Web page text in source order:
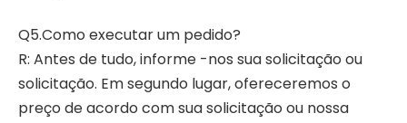
Q5.Como executar um pedido?
R: Antes de tudo, informe -nos sua solicitação ou
solicitação. Em segundo lugar, ofereceremos o
preço de acordo com sua solicitação ou nossa